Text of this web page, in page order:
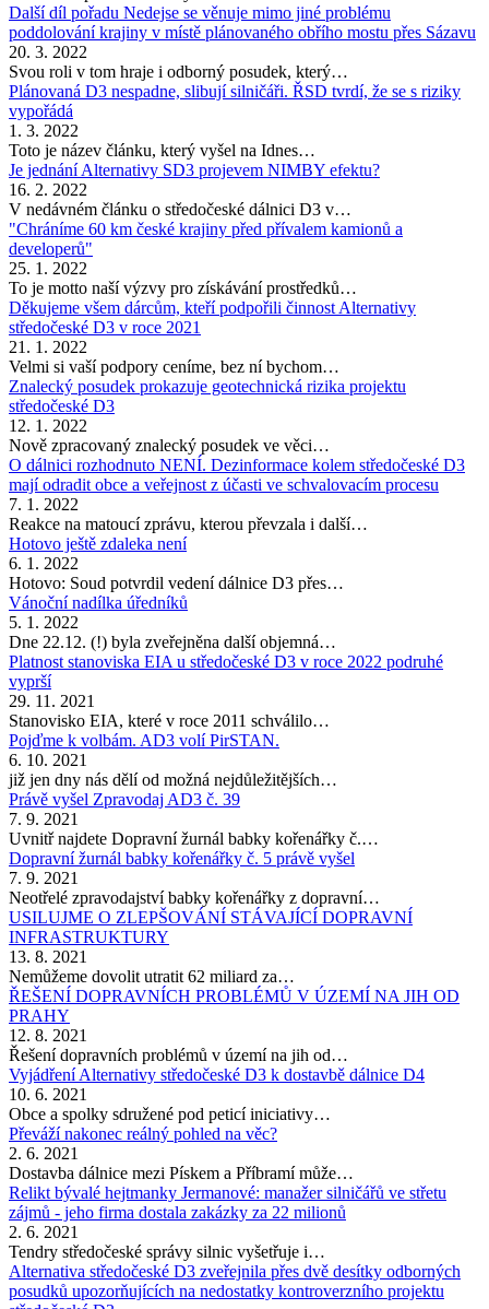
Další díl pořadu Nedejse se věnuje mimo jiné problému
poddolování krajiny v místě plánovaného obřího mostu přes Sázavu
20. 3. 2022
Svou roli v tom hraje i odborný posudek, který…
Plánovaná D3 nespadne, slibují silničáři. ŘSD tvrdí, že se s riziky
vypořádá
1. 3. 2022
Toto je název článku, který vyšel na Idnes…
Je jednání Alternativy SD3 projevem NIMBY efektu?
16. 2. 2022
V nedávném článku o středočeské dálnici D3 v…
"Chráníme 60 km české krajiny před přívalem kamionů a
developerů"
25. 1. 2022
To je motto naší výzvy pro získávání prostředků…
Děkujeme všem dárcům, kteří podpořili činnost Alternativy
středočeské D3 v roce 2021
21. 1. 2022
Velmi si vaší podpory ceníme, bez ní bychom…
Znalecký posudek prokazuje geotechnická rizika projektu
středočeské D3
12. 1. 2022
Nově zpracovaný znalecký posudek ve věci…
O dálnici rozhodnuto NENÍ. Dezinformace kolem středočeské D3
mají odradit obce a veřejnost z účasti ve schvalovacím procesu
7. 1. 2022
Reakce na matoucí zprávu, kterou převzala i další…
Hotovo ještě zdaleka není
6. 1. 2022
Hotovo: Soud potvrdil vedení dálnice D3 přes…
Vánoční nadílka úředníků
5. 1. 2022
Dne 22.12. (!) byla zveřejněna další objemná…
Platnost stanoviska EIA u středočeské D3 v roce 2022 podruhé
vyprší
29. 11. 2021
Stanovisko EIA, které v roce 2011 schválilo…
Pojďme k volbám. AD3 volí PirSTAN.
6. 10. 2021
již jen dny nás dělí od možná nejdůležitějších…
Právě vyšel Zpravodaj AD3 č. 39
7. 9. 2021
Uvnitř najdete Dopravní žurnál babky kořenářky č.…
Dopravní žurnál babky kořenářky č. 5 právě vyšel
7. 9. 2021
Neotřelé zpravodajství babky kořenářky z dopravní…
USILUJME O ZLEPŠOVÁNÍ STÁVAJÍCÍ DOPRAVNÍ
INFRASTRUKTURY
13. 8. 2021
Nemůžeme dovolit utratit 62 miliard za…
ŘEŠENÍ DOPRAVNÍCH PROBLÉMŮ V ÚZEMÍ NA JIH OD
PRAHY
12. 8. 2021
Řešení dopravních problémů v území na jih od…
Vyjádření Alternativy středočeské D3 k dostavbě dálnice D4
10. 6. 2021
Obce a spolky sdružené pod peticí iniciativy…
Převáží nakonec reálný pohled na věc?
2. 6. 2021
Dostavba dálnice mezi Pískem a Příbramí může…
Relikt bývalé hejtmanky Jermanové: manažer silničářů ve střetu
zájmů - jeho firma dostala zakázky za 22 milionů
2. 6. 2021
Tendry středočeské správy silnic vyšetřuje i…
Alternativa středočeské D3 zveřejnila přes dvě desítky odborných
posudků upozorňujících na nedostatky kontroverzního projektu